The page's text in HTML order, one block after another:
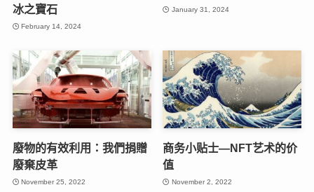
冰之寶石
February 14, 2024
January 31, 2024
廢物的有效利用：我們捐贈
廢棄皮革
November 25, 2022
商务小贴士—NFT艺术的价
值
November 2, 2022